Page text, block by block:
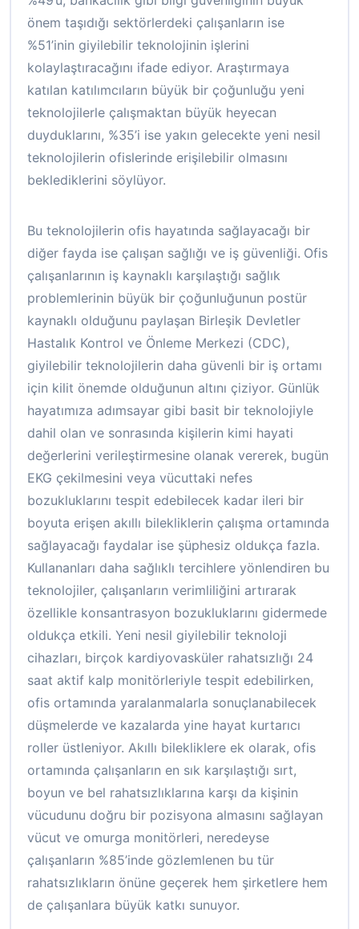
önem taşıdığı sektörlerdeki çalışanların ise
%51’inin giyilebilir teknolojinin işlerini
kolaylaştıracağını ifade ediyor. Araştırmaya
katılan katılımcıların büyük bir çoğunluğu yeni
teknolojilerle çalışmaktan büyük heyecan
duyduklarını, %35’i ise yakın gelecekte yeni nesil
teknolojilerin ofislerinde erişilebilir olmasını
beklediklerini söylüyor.
Bu teknolojilerin ofis hayatında sağlayacağı bir
diğer fayda ise çalışan sağlığı ve iş güvenliği. Ofis
çalışanlarının iş kaynaklı karşılaştığı sağlık
problemlerinin büyük bir çoğunluğunun postür
kaynaklı olduğunu paylaşan Birleşik Devletler
Hastalık Kontrol ve Önleme Merkezi (CDC),
giyilebilir teknolojilerin daha güvenli bir iş ortamı
için kilit önemde olduğunun altını çiziyor. Günlük
hayatımıza adımsayar gibi basit bir teknolojiyle
dahil olan ve sonrasında kişilerin kimi hayati
değerlerini verileştirmesine olanak vererek, bugün
EKG çekilmesini veya vücuttaki nefes
bozukluklarını tespit edebilecek kadar ileri bir
boyuta erişen akıllı bilekliklerin çalışma ortamında
sağlayacağı faydalar ise şüphesiz oldukça fazla.
Kullananları daha sağlıklı tercihlere yönlendiren bu
teknolojiler, çalışanların verimliliğini artırarak
özellikle konsantrasyon bozukluklarını gidermede
oldukça etkili. Yeni nesil giyilebilir teknoloji
cihazları, birçok kardiyovasküler rahatsızlığı 24
saat aktif kalp monitörleriyle tespit edebilirken,
ofis ortamında yaralanmalarla sonuçlanabilecek
düşmelerde ve kazalarda yine hayat kurtarıcı
roller üstleniyor. Akıllı bilekliklere ek olarak, ofis
ortamında çalışanların en sık karşılaştığı sırt,
boyun ve bel rahatsızlıklarına karşı da kişinin
vücudunu doğru bir pozisyona almasını sağlayan
vücut ve omurga monitörleri, neredeyse
çalışanların %85’inde gözlemlenen bu tür
rahatsızlıkların önüne geçerek hem şirketlere hem
de çalışanlara büyük katkı sunuyor.